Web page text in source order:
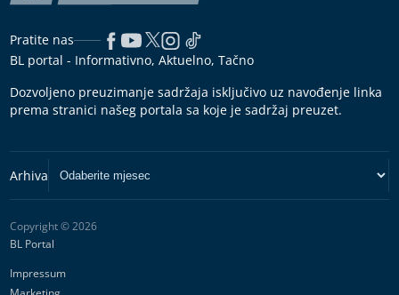
Pratite nas
BL portal - Informativno, Aktuelno, Tačno
Dozvoljeno preuzimanje sadržaja isključivo uz navođenje linka
prema stranici našeg portala sa koje je sadržaj preuzet.
Copyright © 2026
BL Portal
Impressum